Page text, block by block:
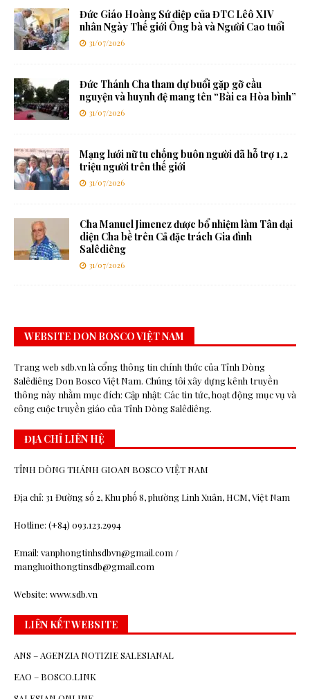
Đức Giáo Hoàng Sứ điệp của ĐTC Lêô XIV
nhân Ngày Thế giới Ông bà và Người Cao tuổi
31/07/2026
Đức Thánh Cha tham dự buổi gặp gỡ cầu
nguyện và huynh đệ mang tên “Bài ca Hòa bình”
31/07/2026
Mạng lưới nữ tu chống buôn người đã hỗ trợ 1,2
triệu người trên thế giới
31/07/2026
Cha Manuel Jimenez được bổ nhiệm làm Tân đại
diện Cha bề trên Cả đặc trách Gia đình
Salêdiêng
31/07/2026
WEBSITE DON BOSCO VIỆT NAM
Trang web sdb.vn là cổng thông tin chính thức của Tỉnh Dòng
Salêdiêng Don Bosco Việt Nam. Chúng tôi xây dựng kênh truyền
thông này nhằm mục đích: Cập nhật: Các tin tức, hoạt động mục vụ và
công cuộc truyền giáo của Tỉnh Dòng Salêdiêng.
ĐỊA CHỈ LIÊN HỆ
TỈNH DÒNG THÁNH GIOAN BOSCO VIỆT NAM
Địa chỉ: 31 Đường số 2, Khu phố 8, phường Linh Xuân, HCM, Việt Nam
Hotline: (+84) 093.123.2994
Email: vanphongtinhsdbvn@gmail.com /
mangluoithongtinsdb@gmail.com
Website: www.sdb.vn
LIÊN KẾT WEBSITE
ANS – AGENZIA NOTIZIE SALESIANAL
EAO – BOSCO.LINK